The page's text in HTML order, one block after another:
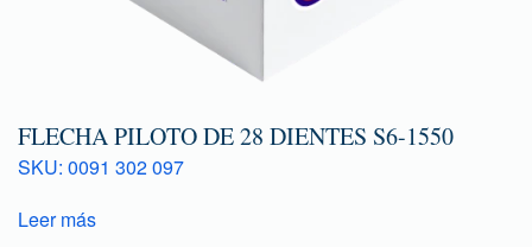
FLECHA PILOTO DE 28 DIENTES S6-1550
SKU: 0091 302 097
Leer más